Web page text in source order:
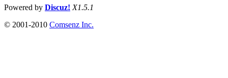
Powered by Discuz! X1.5.1
© 2001-2010 Comsenz Inc.